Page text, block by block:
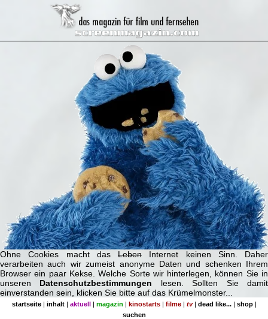
startseite| inhalt| aktuell| magazin | kinostarts| filme| tv| dead like...| shop|
suchen
Ohne Cookies macht das Leben Internet keinen Sinn. Daher
verarbeiten auch wir zumeist anonyme Daten und schenken Ihrem
Browser ein paar Kekse. Welche Sorte wir hinterlegen, können Sie in
unseren Datenschutzbestimmungen lesen. Sollten Sie damit
einverstanden sein, klicken Sie bitte auf das Krümelmonster...